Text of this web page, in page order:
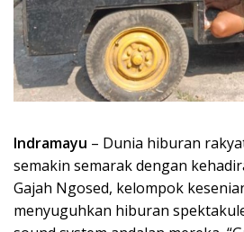
Indramayu – Dunia hiburan
semakin semarak dengan
Gajah Ngosed, kelompok
menyuguhkan hiburan